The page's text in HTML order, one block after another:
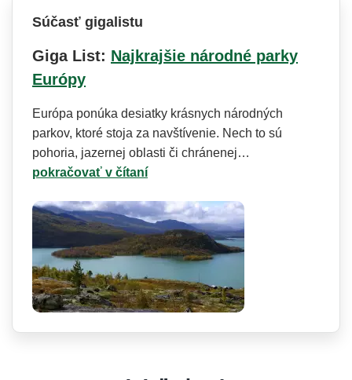
Súčasť gigalistu
Giga List: Najkrajšie národné parky
Európy
Európa ponúka desiatky krásnych národných
parkov, ktoré stoja za navštívenie. Nech to sú
pohoria, jazernej oblasti či chránenej…
pokračovať v čítaní